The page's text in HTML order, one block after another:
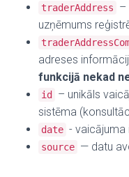
traderAddress
–
uzņēmums
adreses
funkcijā nekad
id
– unikāls
sistēma
date - vaicājuma
source — datu